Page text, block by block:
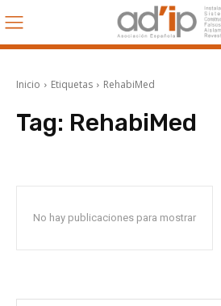
Inicio Etiquetas RehabiMed
Tag: RehabiMed
No hay publicaciones para mostrar